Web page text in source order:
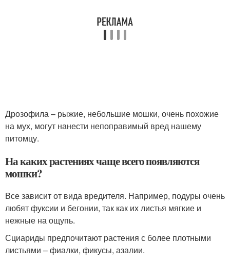
Дрозофила – рыжие, небольшие мошки, очень похожие
на мух, могут нанести непоправимый вред нашему
питомцу.
На каких растениях чаще всего появляются
мошки?
Все зависит от вида вредителя. Например, подуры очень
любят фуксии и бегонии, так как их листья мягкие и
нежные на ощупь.
Сциариды предпочитают растения с более плотными
листьями – фиалки, фикусы, азалии.